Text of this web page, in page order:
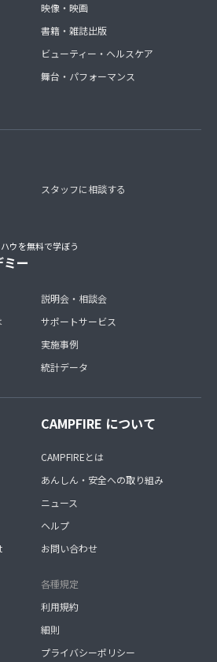
映像・映画
書籍・雑誌出版
ビューティー・ヘルスケア
舞台・パフォーマンス
スタッフに相談する
ウを無料で学ぼう
ー
説明会・相談会
サポートサービス
実施事例
統計データ
CAMPFIRE について
CAMPFIREとは
あんしん・安全への取り組み
ニュース
ヘルプ
お問い合わせ
各種規定
利用規約
細則
プライバシーポリシー